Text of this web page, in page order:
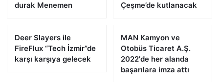
durak Menemen
Çeşme’de kutlanacak
Deer Slayers ile
FireFlux “Tech İzmir”de
karşı karşıya gelecek
MAN Kamyon ve
Otobüs Ticaret A.Ş.
2022'de her alanda
başarılara imza attı